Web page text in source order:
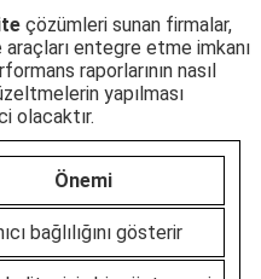
çözümleri sunan firmalar,
entegre etme imkanı
raporlarının nasıl
yapılması
olacaktır.
Önemi
bağlılığını gösterir